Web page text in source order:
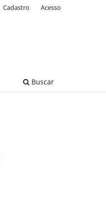
Buscar
Cadastro Acesso